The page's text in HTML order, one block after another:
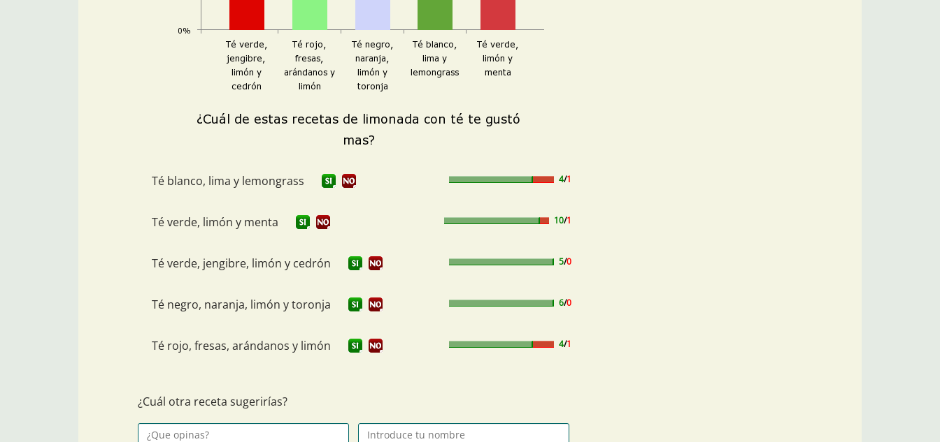
Té blanco, lima y lemongrass 4/1
Té verde, limón y menta 10/1
Té verde, jengibre, limón y cedrón 5/0
Té negro, naranja, limón y toronja 6/0
Té rojo, fresas, arándanos y limón 4/1
¿Cuál otra receta sugerirías?